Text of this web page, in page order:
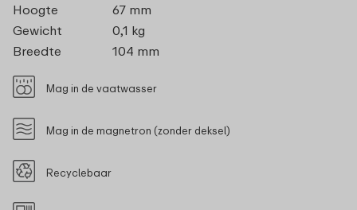
Hoogte
67 mm
Gewicht
0,1 kg
Breedte
104 mm
Mag in de vaatwasser
Mag in de magnetron (zonder deksel)
Recyclebaar